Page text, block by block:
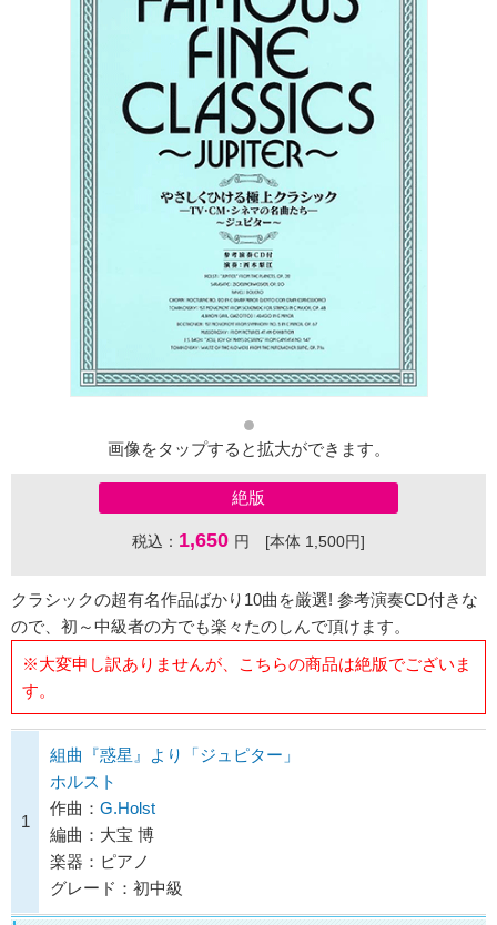
画像をタップすると拡大ができます。
絶版
税込： 1,650 円 [本体 1,500円]
クラシックの超有名作品ばかり10曲を厳選! 参考演奏CD付きな
ので、初～中級者の方でも楽々たのしんで頂けます。
※大変申し訳ありませんが、こちらの商品は絶版でございま
す。
1
組曲『惑星』より「ジュピター」
ホルスト
作曲： G.Holst
編曲：大宝 博
楽器：ピアノ
グレード：初中級